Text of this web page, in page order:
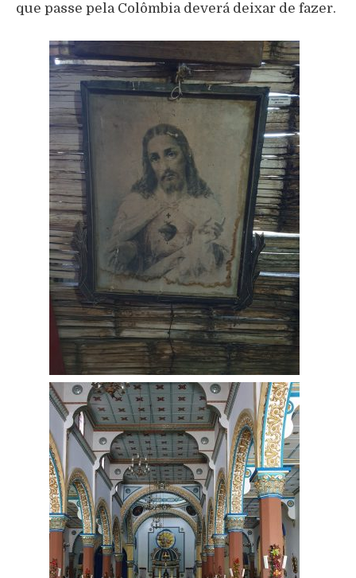
que passe pela Colômbia deverá deixar de fazer.